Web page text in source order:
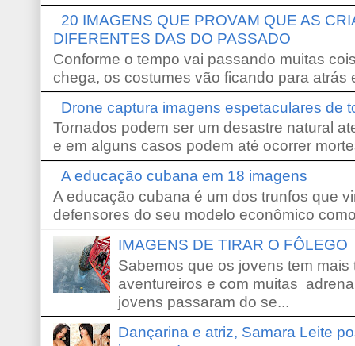
20 IMAGENS QUE PROVAM QUE AS
DIFERENTES DAS DO PASSADO
Conforme o tempo vai passando muitas
chega, os costumes vão ficando para atrás
Drone captura imagens espetaculares de
Tornados podem ser um desastre natural
e em alguns casos podem até ocorrer
A educação cubana em 18 imagens
A educação cubana é um dos trunfos que
defensores do seu modelo econômico
IMAGENS DE TIRAR O FÔLEGO
Sabemos que os jovens tem
aventureiros e com muitas
jovens passaram do se...
Dançarina e atriz, Samara Leite